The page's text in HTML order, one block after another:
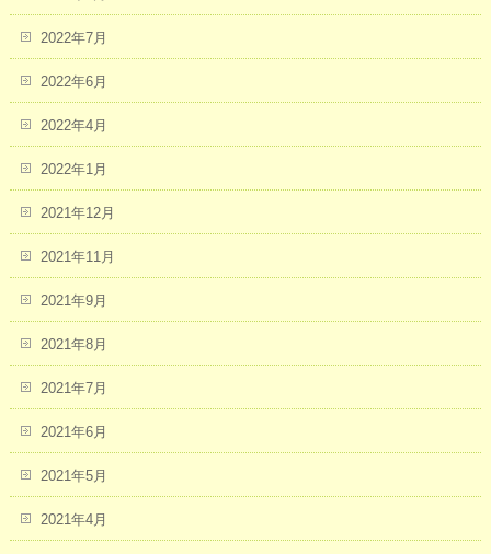
2022年7月
2022年6月
2022年4月
2022年1月
2021年12月
2021年11月
2021年9月
2021年8月
2021年7月
2021年6月
2021年5月
2021年4月